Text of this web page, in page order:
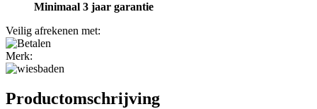
Minimaal 3 jaar garantie
Veilig afrekenen met:
Merk:
Productomschrijving